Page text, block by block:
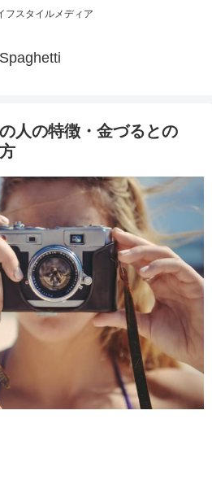
フスタイルメディア
Spaghetti
人の特徴・金づるとの